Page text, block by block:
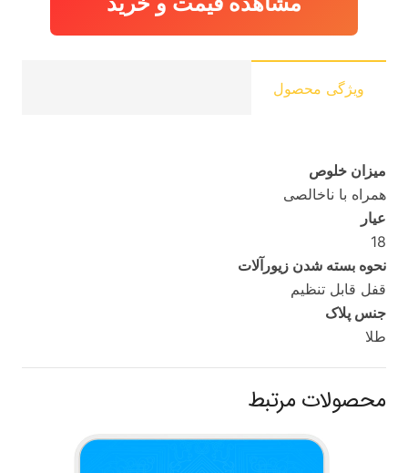
ویژگی محصول
میزان خلوص
همراه با ناخالصی
عیار
18
نحوه بسته شدن زیورآلات
قفل قابل تنظیم
جنس پلاک
طلا
محصولات مرتبط